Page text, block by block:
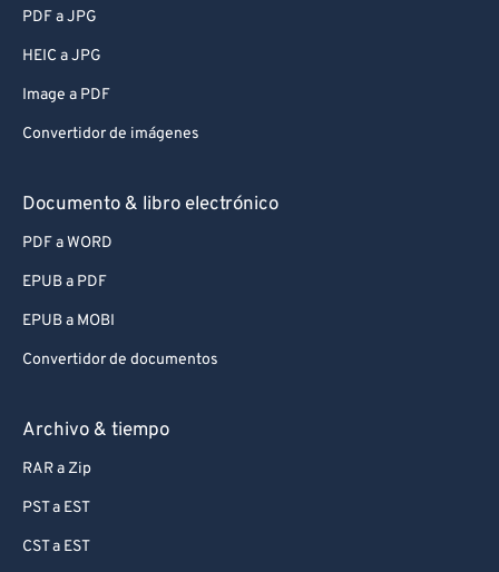
PDF a JPG
HEIC a JPG
Image a PDF
Convertidor de imágenes
Documento & libro electrónico
PDF a WORD
EPUB a PDF
EPUB a MOBI
Convertidor de documentos
Archivo & tiempo
RAR a Zip
PST a EST
CST a EST